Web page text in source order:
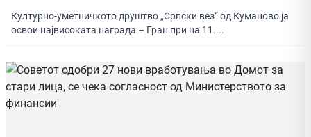
Културно-уметничкото друштво „Српски вез“ од Куманово ја
освои највисоката награда – Гран при на 11....